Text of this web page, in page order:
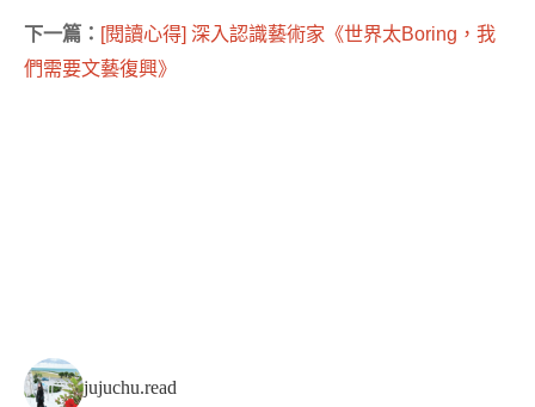
下一篇： [閱讀心得] 深入認識藝術家《世界太Boring，我
們需要文藝復興》
jujuchu.read